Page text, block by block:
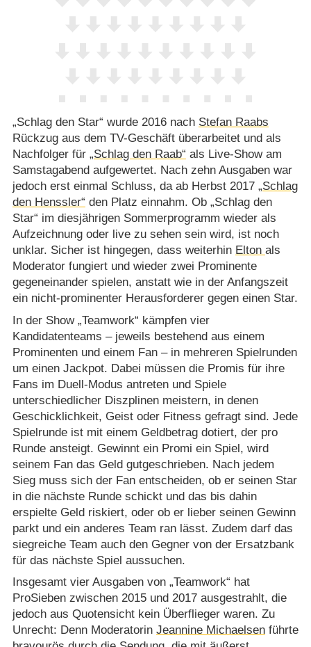
„Schlag den Star“ wurde 2016 nach Stefan Raabs
Rückzug aus dem TV-Geschäft überarbeitet und als
Nachfolger für „Schlag den Raab“ als Live-Show am
Samstagabend aufgewertet. Nach zehn Ausgaben war
jedoch erst einmal Schluss, da ab Herbst 2017 „Schlag
den Henssler“ den Platz einnahm. Ob „Schlag den
Star“ im diesjährigen Sommerprogramm wieder als
Aufzeichnung oder live zu sehen sein wird, ist noch
unklar. Sicher ist hingegen, dass weiterhin Elton als
Moderator fungiert und wieder zwei Prominente
gegeneinander spielen, anstatt wie in der Anfangszeit
ein nicht-prominenter Herausforderer gegen einen Star.
In der Show „Teamwork“ kämpfen vier
Kandidatenteams – jeweils bestehend aus einem
Prominenten und einem Fan – in mehreren Spielrunden
um einen Jackpot. Dabei müssen die Promis für ihre
Fans im Duell-Modus antreten und Spiele
unterschiedlicher Diszplinen meistern, in denen
Geschicklichkeit, Geist oder Fitness gefragt sind. Jede
Spielrunde ist mit einem Geldbetrag dotiert, der pro
Runde ansteigt. Gewinnt ein Promi ein Spiel, wird
seinem Fan das Geld gutgeschrieben. Nach jedem
Sieg muss sich der Fan entscheiden, ob er seinen Star
in die nächste Runde schickt und das bis dahin
erspielte Geld riskiert, oder ob er lieber seinen Gewinn
parkt und ein anderes Team ran lässt. Zudem darf das
siegreiche Team auch den Gegner von der Ersatzbank
für das nächste Spiel aussuchen.
Insgesamt vier Ausgaben von „Teamwork“ hat
ProSieben zwischen 2015 und 2017 ausgestrahlt, die
jedoch aus Quotensicht kein Überflieger waren. Zu
Unrecht: Denn Moderatorin Jeannine Michaelsenführte